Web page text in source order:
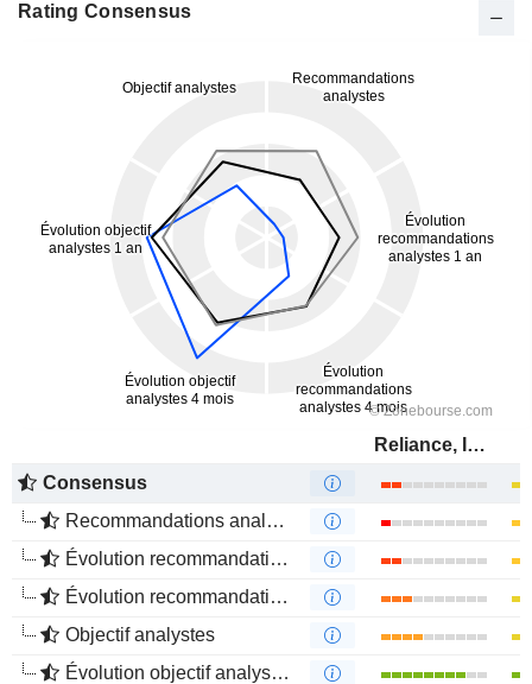
Rating Consensus
Reliance, Inc.
Consensus
Recommandations analystes
Évolution recommandations analystes 1 an
Évolution recommandations analystes 4 mois
Objectif analystes
Évolution objectif analystes 1 an